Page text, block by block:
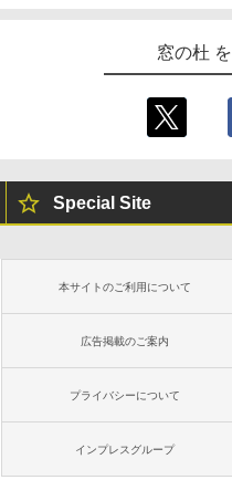
窓の杜
Special Site
本サイトのご利用について
広告掲載のご案内
プライバシーについて
インプレスグループ